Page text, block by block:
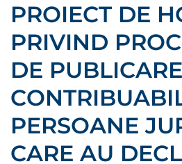
PROIECT DE
PRIVIND
DE
PERSOANE
CARE AU